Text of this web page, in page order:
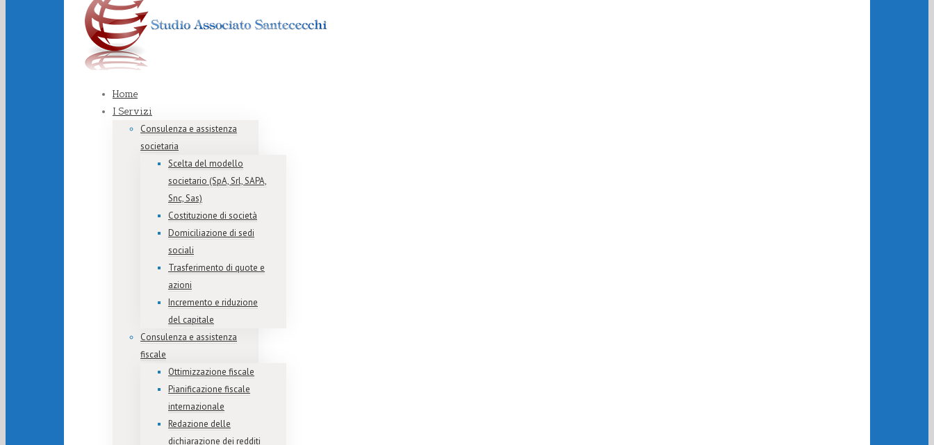
Home
I Servizi
Consulenza e assistenza
societaria
Scelta del modello
societario (SpA, Srl, SAPA,
Snc, Sas)
Costituzione di società
Domiciliazione di sedi
sociali
Trasferimento di quote e
azioni
Incremento e riduzione
del capitale
Consulenza e assistenza
fiscale
Ottimizzazione fiscale
Pianificazione fiscale
internazionale
Redazione delle
dichiarazione dei redditi